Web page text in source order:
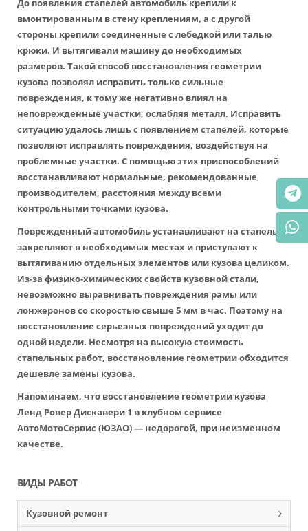
До появления стапелей автомобиль крепили к
вмонтированным в стену креплениям, а с другой
стороны крепили соединенные с лебедкой или талью
крюки. И вытягивали машину до необходимых
размеров. Такой способ восстановления геометрии
кузова позволял исправить только сильные
повреждения, к тому же негативно влиял на
неповрежденные участки, ослабляя металл. Исправить
ситуацию удалось лишь с появлением стапелей, которые
позволяют исправлять повреждения, воздействуя на
проблемные участки. С помощью этих приспособлений
восстанавливают нормальные, рекомендованные
производителем, расстояния между всеми
контрольными точками кузова.
Поврежденный автомобиль устанавливают на стапель,
закрепляют в необходимых местах и приступают к
вытягиванию отдельных элементов или кузова целиком.
Из-за физико-химических свойств кузовной стали,
невозможно выравнивать повреждения рамы или
лонжеронов со скоростью свыше 5 мм в час. Поэтому на
восстановление серьезных повреждений уходит до
одной недели. Несмотря на высокую стоимость
стапельных работ, восстановление геометрии обходится
дешевле замены кузова.
Напоминаем, что восстановление геометрии кузова
Ленд Ровер Дискавери 1 в клубном сервисе
АвтоМотоСервис (ЮЗАО) — недорогой, при неизменном
качестве.
ВИДЫ РАБОТ
Кузовной ремонт